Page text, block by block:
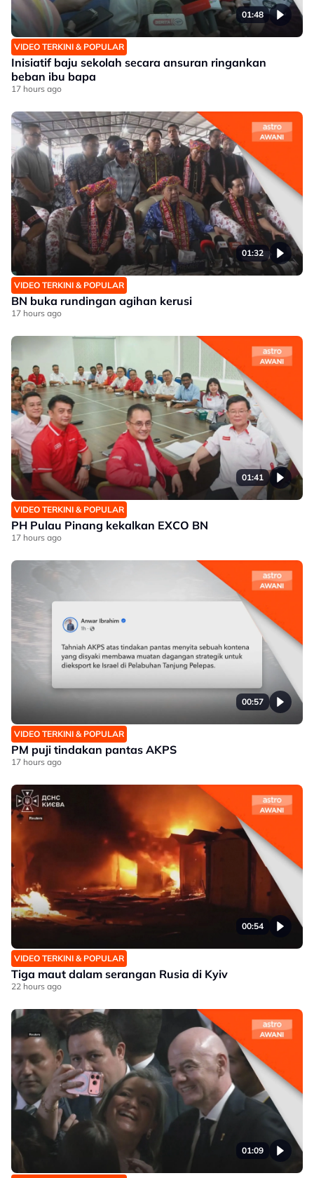
01:48
VIDEO TERKINI & POPULAR
Inisiatif baju sekolah secara ansuran ringankan
beban ibu bapa
17 hours ago
01:32
VIDEO TERKINI & POPULAR
BN buka rundingan agihan kerusi
17 hours ago
01:41
VIDEO TERKINI & POPULAR
PH Pulau Pinang kekalkan EXCO BN
17 hours ago
00:57
VIDEO TERKINI & POPULAR
PM puji tindakan pantas AKPS
17 hours ago
00:54
VIDEO TERKINI & POPULAR
Tiga maut dalam serangan Rusia di Kyiv
22 hours ago
01:09